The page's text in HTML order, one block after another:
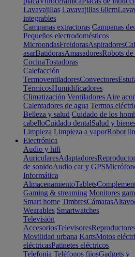
Lavavajillas Lavavajillas 60cm
integrables
Campanas extractoras Campanas
Pequeños electrodomésticos
MicroondasFreidorasAspiradores
asarBatidorasAmasadoresRobots de
CocinaTostadoras
Calefacción
TermoventiladoresConvectores
TérmicosHumidificadores
Climatización Ventiladores Aire
Calentadores de agua Termos
Belleza y salud Cuidado de los
cabelloCuidado dentalSalud y
Limpieza Limpieza a vaporRobot
Electrónica
Audio y hifi
AuricularesAdaptadores
de sonidoAudio car y GPS
Informática
AlmacenamientoTablets
Gaming & streaming Monitores
Smart home TimbresCámaras
Wearables Smartwatches
Televisión
AccesoriosTelevisores
Movilidad urbana KartsMotos
eléctricasPatinetes eléctricos
Telefonía Teléfonos fijosGadgets y